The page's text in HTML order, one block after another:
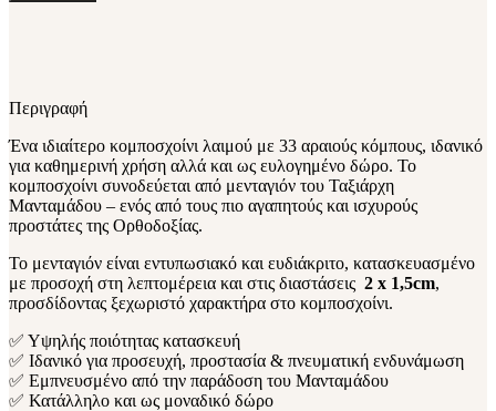
Περιγραφή
Ένα ιδιαίτερο κομποσχοίνι λαιμού με 33 αραιούς κόμπους, ιδανικό
για καθημερινή χρήση αλλά και ως ευλογημένο δώρο. Το
κομποσχοίνι συνοδεύεται από μενταγιόν του Ταξιάρχη
Μανταμάδου – ενός από τους πιο αγαπητούς και ισχυρούς
προστάτες της Ορθοδοξίας.
Το μενταγιόν είναι εντυπωσιακό και ευδιάκριτο, κατασκευασμένο
με προσοχή στη λεπτομέρεια και στις διαστάσεις 2 x 1,5cm,
προσδίδοντας ξεχωριστό χαρακτήρα στο κομποσχοίνι.
✅ Υψηλής ποιότητας κατασκευή
✅ Ιδανικό για προσευχή, προστασία & πνευματική ενδυνάμωση
✅ Εμπνευσμένο από την παράδοση του Μανταμάδου
✅ Κατάλληλο και ως μοναδικό δώρο